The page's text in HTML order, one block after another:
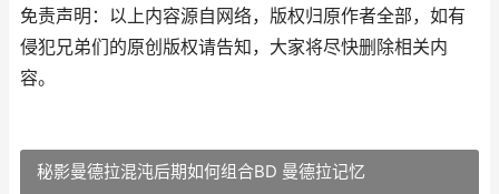
免责声明：以上内容源自网络，版权归原作者全部，如有
侵犯兄弟们的原创版权请告知，大家将尽快删除相关内
容。
秘影曼德拉混沌后期如何组合BD 曼德拉记忆